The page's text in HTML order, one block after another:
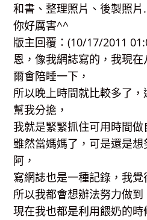
和書、整理照片、後製照
你好厲害^^
版主回覆：(10/17/2011
恩，像我網誌寫的，我現
爾會陪睡一下，
所以晚上時間就比較多了
幫我分擔，
我就是緊緊抓住可用時間做
雖然當媽媽了，可是還是
阿，
寫網誌也是一種記錄，我覺
所以我都會想辦法努力做到
現在我也都是利用餵奶的時